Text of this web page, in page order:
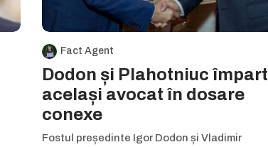
Fact Agent
Dodon și Plahotniuc împart
același avocat în dosare
conexe
Fostul președinte Igor Dodon și Vladimir